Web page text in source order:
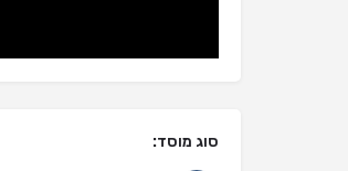
סוג מוסד: